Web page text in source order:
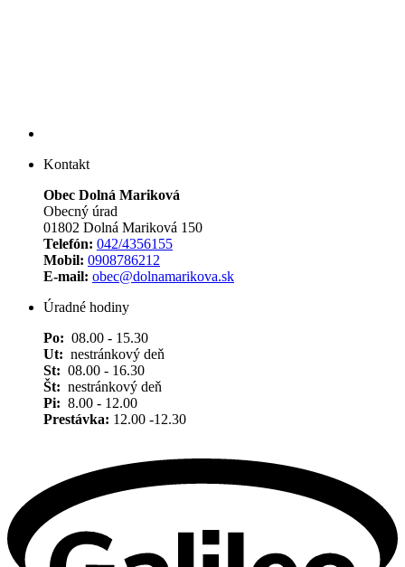
Kontakt
Obec Dolná Mariková
Obecný úrad
01802 Dolná Mariková 150
Telefón: 042/4356155
Mobil: 0908786212
E-mail: obec@dolnamarikova.sk
Úradné hodiny
Po: 08.00 - 15.30
Ut: nestránkový deň
St: 08.00 - 16.30
Št: nestránkový deň
Pi: 8.00 - 12.00
Prestávka: 12.00 -12.30